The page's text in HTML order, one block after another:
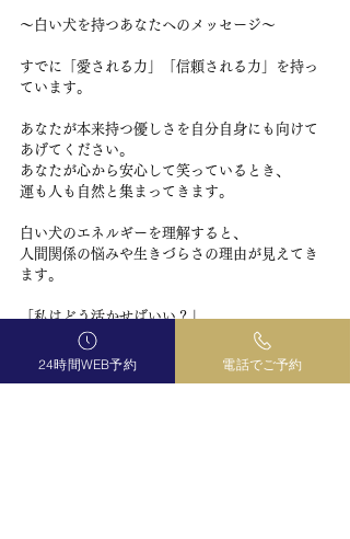
〜白い犬を持つあなたへのメッセージ〜
すでに「愛される力」「信頼される力」を持っ
ています。
あなたが本来持つ優しさを自分自身にも向けて
あげてください。
あなたが心から安心して笑っているとき、
運も人も自然と集まってきます。
白い犬のエネルギーを理解すると、
人間関係の悩みや生きづらさの理由が見えてき
ます。
「私はどう活かせばいい？」
「今の人間関係は合っている？」
24時間WEB予約 電話でご予約